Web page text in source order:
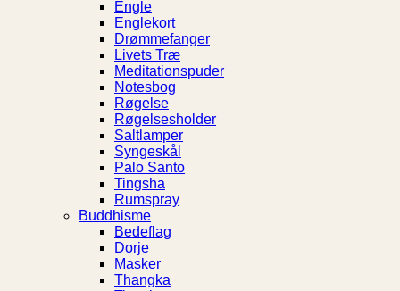
Engle
Englekort
Drømmefanger
Livets Træ
Meditationspuder
Notesbog
Røgelse
Røgelsesholder
Saltlamper
Syngeskål
Palo Santo
Tingsha
Rumspray
Buddhisme
Bedeflag
Dorje
Masker
Thangka